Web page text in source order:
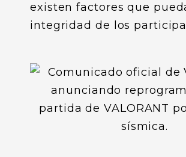
existen factores que
integridad de los